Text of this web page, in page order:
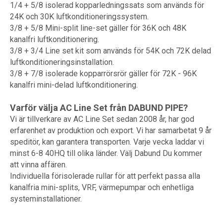
1/4 + 5/8 isolerad kopparledningssats som används för
24K och 30K luftkonditioneringssystem.
3/8 + 5/8 Mini-split line-set gäller för 36K och 48K
kanalfri luftkonditionering.
3/8 + 3/4 Line set kit som används för 54K och 72K delad
luftkonditioneringsinstallation.
3/8 + 7/8 isolerade kopparrörsrör gäller för 72K - 96K
kanalfri mini-delad luftkonditionering.
Varför välja AC Line Set från DABUND PIPE?
Vi är tillverkare av AC Line Set sedan 2008 år, har god
erfarenhet av produktion och export. Vi har samarbetat 9 år
speditör, kan garantera transporten. Varje vecka laddar vi
minst 6-8 40HQ till olika länder. Välj Dabund Du kommer
att vinna affären.
Individuella förisolerade rullar för att perfekt passa alla
kanalfria mini-splits, VRF, värmepumpar och enhetliga
systeminstallationer.